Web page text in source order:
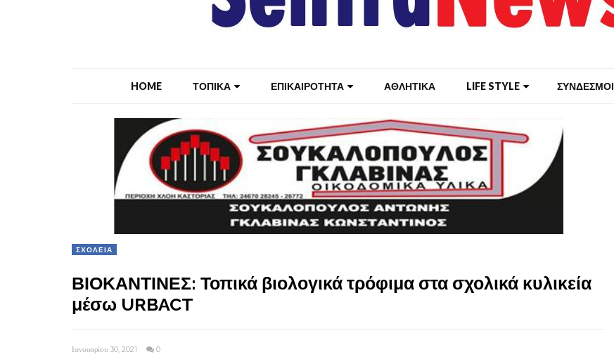
HOME ΤΟΠΙΚΑ ΕΠΙΚΑΙΡΟΤΗΤΑ ΑΘΛΗΤΙΚΑ LIFE STYLE ΣΥΝΔΕΣΜΟΙ
ΣΧΟΛΕΙΑ
ΒΙΟΚΑΝΤΙΝΕΣ: Τοπικά βιολογικά τρόφιμα στα σχολικά κυλικεία
μέσω URBACT
Ιανουαρίου 30, 2021 0